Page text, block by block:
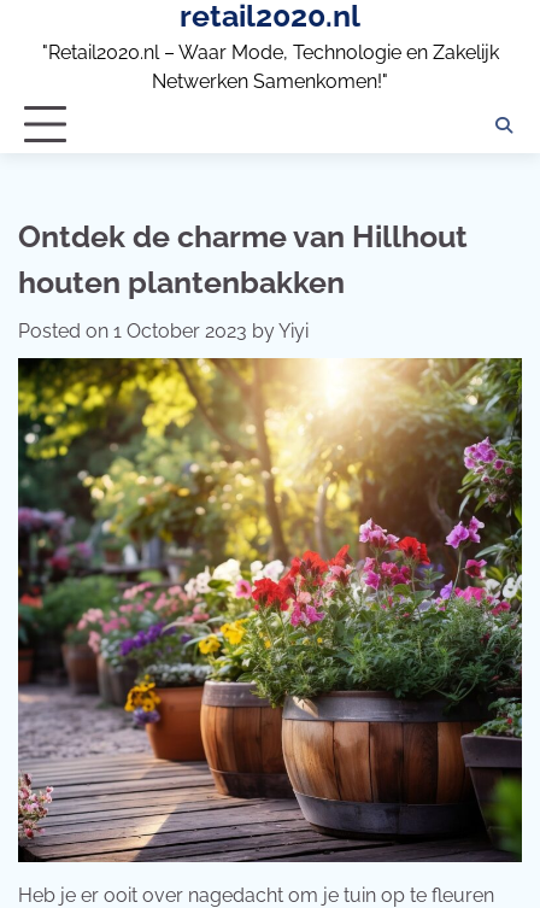
retail2020.nl
"Retail2020.nl – Waar Mode, Technologie en Zakelijk
Netwerken Samenkomen!"
Ontdek de charme van Hillhout
houten plantenbakken
Posted on 1 October 2023 byYiyi
Heb je er ooit over nagedacht om je tuin op te fleuren